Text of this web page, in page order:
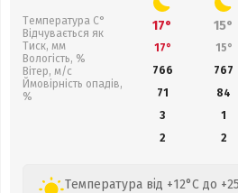
Температура С°
Відчувається як
Тиск, мм
Вологість, %
Вітер, м/с
Ймовірність опадів,
%
17° 15°
17° 15°
766
767
71
84
3
1
2
2
Температура від +12°C до